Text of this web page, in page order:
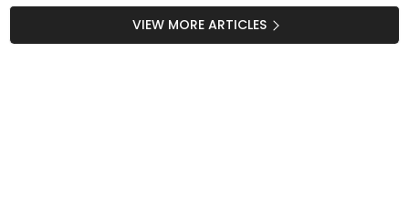
ایشوریہ اپنی شناخت
کھونے لگی تھیں؟
VIEW MORE ARTICLES